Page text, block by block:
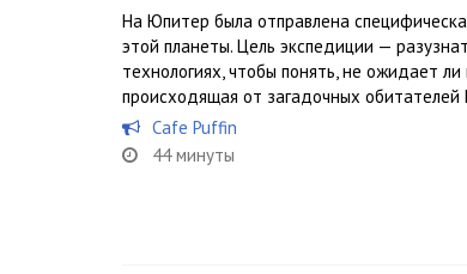
На Юпитер была отправлена
этой планеты. Цель экспедиции —
технологиях, чтобы понять, не ожидает
происходящая от загадочных
Cafe Puffin
44 минуты